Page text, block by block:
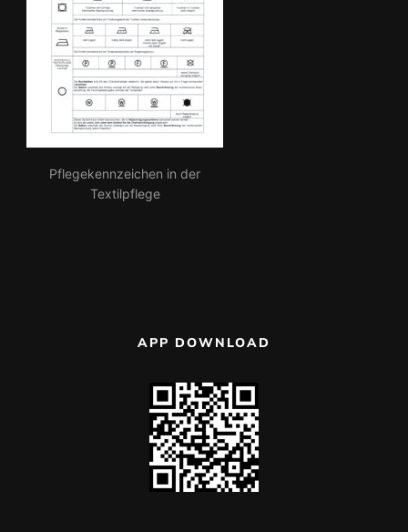
Pflegekennzeichen in der
Textilpflege
APP DOWNLOAD